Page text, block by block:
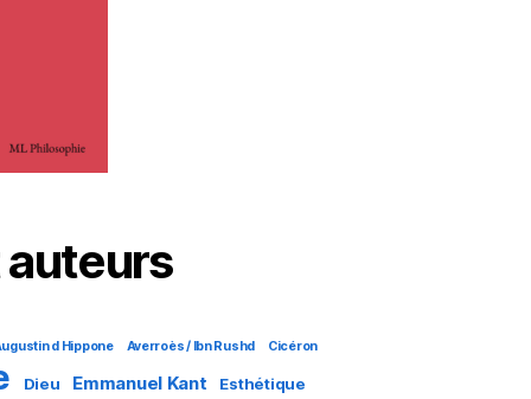
d Hippone Averroès / Ibn Rushd Cicéron
Dieu Emmanuel Kant
Esthétique